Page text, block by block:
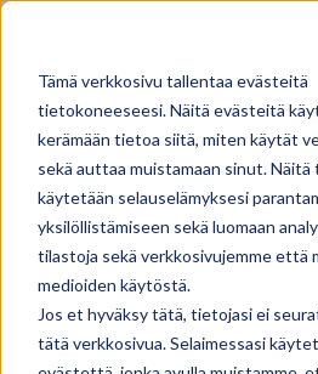
Tämä verkkosivu tallentaa evästeitä
tietokoneeseesi. Näitä evästeitä
kerämään tietoa siitä, miten käytät
sekä auttaa muistamaan sinut. Näitä
käytetään selauselämyksesi
yksilöllistämiseen sekä luomaan
tilastoja sekä verkkosivujemme että
medioiden käytöstä.
Jos et hyväksy tätä, tietojasi ei
tätä verkkosivua. Selaimessasi
Skip
content
Siirry...